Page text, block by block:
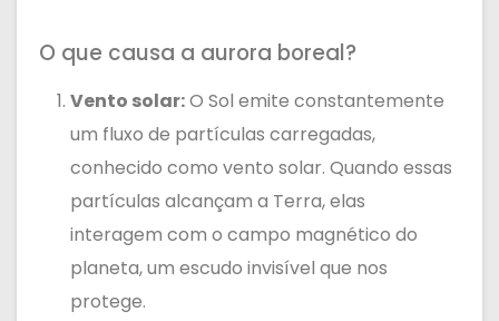
O que causa a aurora boreal?
Vento solar:O Sol emite constantemente
um fluxo de partículas carregadas,
conhecido como vento solar. Quando essas
partículas alcançam a Terra, elas
interagem com o campo magnético do
planeta, um escudo invisível que nos
protege.